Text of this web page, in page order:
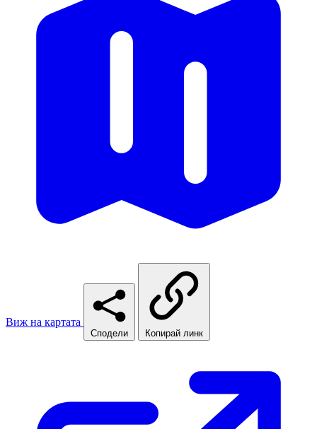
Виж на картата
Сподели Копирай линк